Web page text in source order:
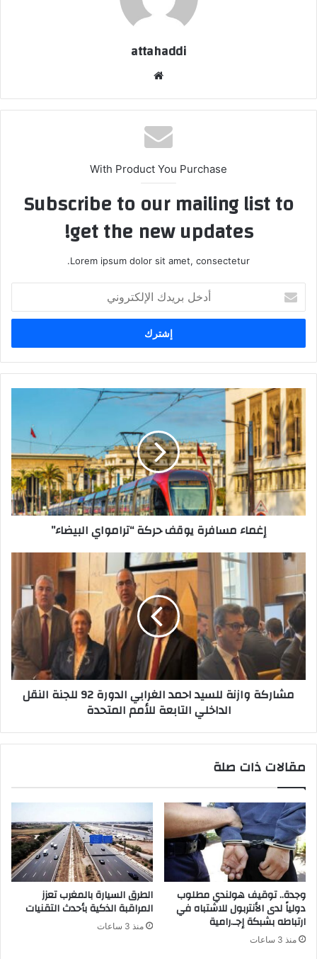
attahaddi
الوي
ب
With Product You Purchase
Subscribe to our mailing list to
get the new updates!
Lorem ipsum dolor sit amet, consectetur.
خ
ب
ر
ك
إ
ل
ك
ت
ر
إغماء مسافرة يوقف حركة “ترامواي البيضاء”
مشاركة وازنة للسيد احمد الغرابي الدورة 92 للجنة النقل
الداخلي التابعة للأمم المتحدة
مقالات ذات صلة
وجدة.. توقيف هولندي مطلوب
دولياً لدى الأنتربول للاشتباه في
ارتباطه بشبكة إجـ.رامية
منذ 3 ساعات
الطرق السيارة بالمغرب تعزز
المراقبة الذكية بأحدث التقنيات
منذ 3 ساعات